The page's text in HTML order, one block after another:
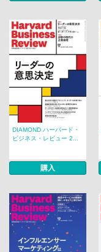
DIAMOND ハーバード・
ビジネス・レビュー 2...
購入